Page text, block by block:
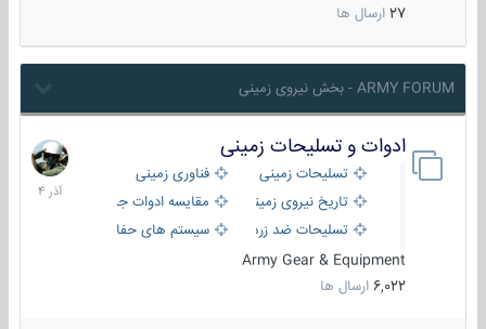
27 ارسال ها
ARMY FORUM - بخش نیروی زمینی
ادوات و تسلیحات زمینی
تسلیحات زمینی
فناوری زمینی
تاریخ نیروی زمینی
مقایسه ادوات جنگی
تسلیحات ضد زره
سیستم های حفاظت فعال
Army Gear & Equipment
6,022 ارسال ها
21
آذر
1404